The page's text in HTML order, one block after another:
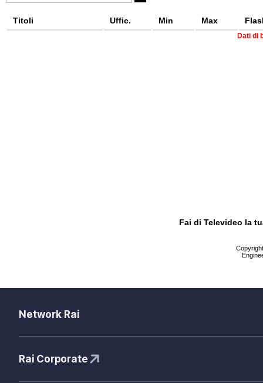
Titoli Uffic. Min Max
Dati di
Fai di Televideo la